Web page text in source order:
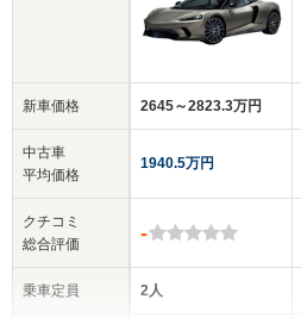
新車価格
中古車
平均価格
クチコミ
総合評価
乗車定員
2645～2823.3万円
1940.5万円
-
2人